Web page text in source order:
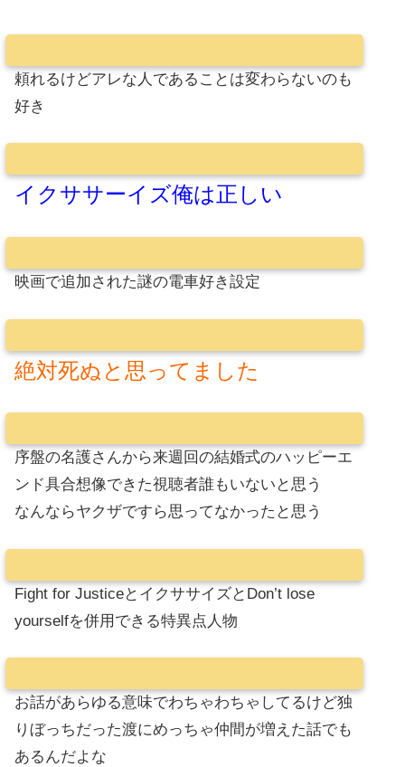
頼れるけどアレな人であることは変わらないのも
好き
イクササーイズ俺は正しい
映画で追加された謎の電車好き設定
絶対死ぬと思ってました
序盤の名護さんから来週回の結婚式のハッピーエ
ンド具合想像できた視聴者誰もいないと思う
なんならヤクザですら思ってなかったと思う
Fight for JusticeとイクササイズとDon’t lose
yourselfを併用できる特異点人物
お話があらゆる意味でわちゃわちゃしてるけど独
りぼっちだった渡にめっちゃ仲間が増えた話でも
あるんだよな